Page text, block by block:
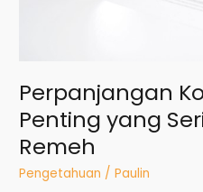
Perpanjangan
Penting yang
Remeh
Pengetahuan /Paulin